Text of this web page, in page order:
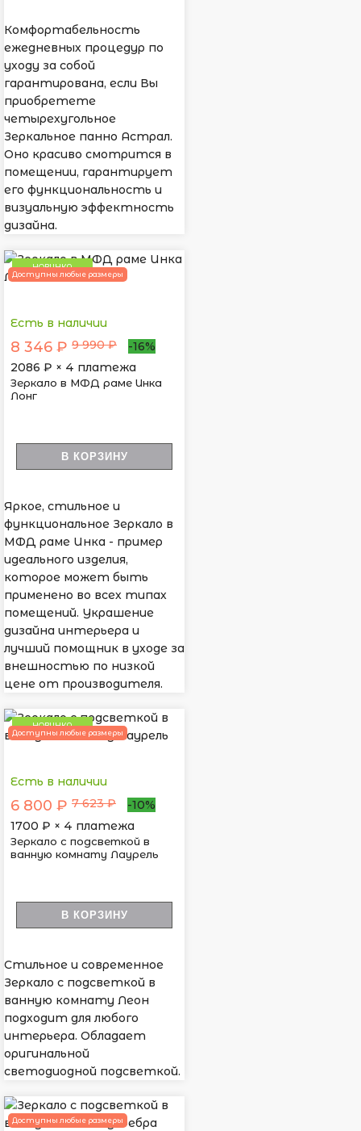
Комфортабельность
ежедневных процедур по
уходу за собой
гарантирована, если Вы
приобретете
четырехугольное
Зеркальное панно Астрал.
Оно красиво смотрится в
помещении, гарантирует
его функциональность и
визуальную эффектность
дизайна.
НОВИНКА
Доступны любые размеры
Есть в наличии
8 346 ₽ 9 990 ₽
-16%
2086 ₽ × 4 платежа
Зеркало в МФД раме Инка
Лонг
В КОРЗИНУ
Яркое, стильное и
функциональное Зеркало в
МФД раме Инка - пример
идеального изделия,
которое может быть
применено во всех типах
помещений. Украшение
дизайна интерьера и
лучший помощник в уходе за
внешностью по низкой
цене от производителя.
НОВИНКА
Доступны любые размеры
Есть в наличии
6 800 ₽ 7 623 ₽
-10%
1700 ₽ × 4 платежа
Зеркало с подсветкой в
ванную комнату Лаурель
В КОРЗИНУ
Стильное и современное
Зеркало с подсветкой в
ванную комнату Леон
подходит для любого
интерьера. Обладает
оригинальной
светодиодной подсветкой.
Доступны любые размеры